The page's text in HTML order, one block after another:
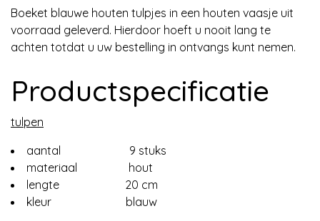
Boeket blauwe houten tulpjes in een houten vaasje uit
voorraad geleverd. Hierdoor hoeft u nooit lang te
achten totdat u uw bestelling in ontvangs kunt nemen.
Productspecificatie
tulpen
aantal 9 stuks
materiaal hout
lengte 20 cm
kleur blauw